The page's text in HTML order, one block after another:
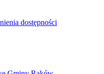
dostępności